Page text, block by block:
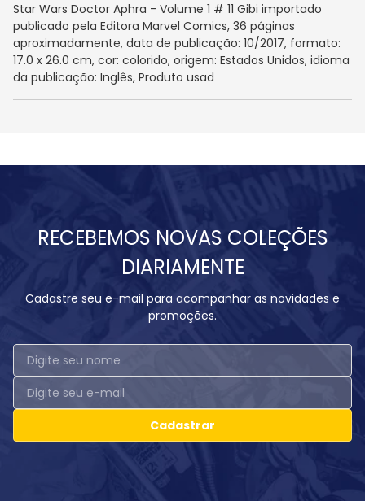
Star Wars Doctor Aphra - Volume 1 # 11 Gibi importado
publicado pela Editora Marvel Comics, 36 páginas
aproximadamente, data de publicação: 10/2017, formato:
17.0 x 26.0 cm, cor: colorido, origem: Estados Unidos, idioma
da publicação: Inglês, Produto usad
RECEBEMOS NOVAS COLEÇÕES
DIARIAMENTE
Cadastre seu e-mail para acompanhar as novidades e
promoções.
Cadastrar